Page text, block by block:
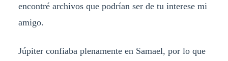
encontré archivos que podrían ser de tu interese mi
amigo.
Júpiter confiaba plenamente en Samael, por lo que